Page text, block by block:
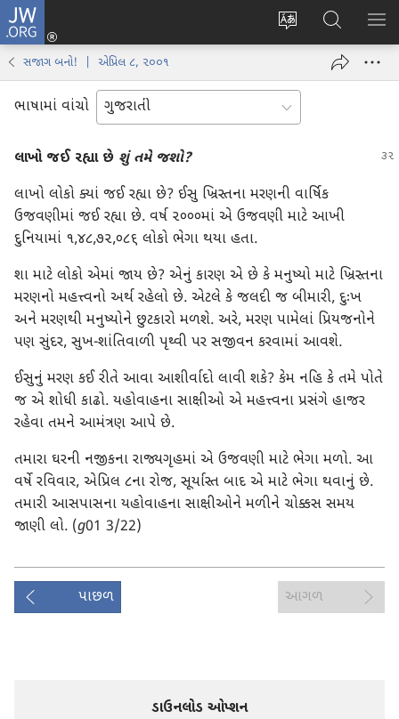
JW.ORG
વેબ
ભાષા
લોગ
new
JW.ORG
શોધો
સજાગ બનો! | એપ્રિલ ૮, ૨૦૦૧
ભાષામાં વાંચો
લાખો જઈ રહ્યા છે શું તમે જશો?
લાખો લોકો ક્યાં જઈ રહ્યા છે? ઈસુ ખ્રિસ્તના મરણની વાર્ષિક
ઉજવણીમાં જઈ રહ્યા છે. વર્ષ ૨૦૦૦માં એ ઉજવણી માટે આખી
દુનિયામાં ૧,૪૮,૭૨,૦૮૬ લોકો ભેગા થયા હતા.
શા માટે લોકો એમાં જાય છે? એનું કારણ એ છે કે મનુષ્યો માટે ખ્રિસ્તના
મરણનો મહત્ત્વનો અર્થ રહેલો છે. એટલે કે જલદી જ બીમારી, દુઃખ
અને મરણથી મનુષ્યોને છુટકારો મળશે. અરે, મરણ પામેલાં પ્રિયજનોને
પણ સુંદર, સુખ-શાંતિવાળી પૃથ્વી પર સજીવન કરવામાં આવશે.
ઈસુનું મરણ કઈ રીતે આવા આશીર્વાદો લાવી શકે? કેમ નહિ કે તમે પોતે
જ એ શોધી કાઢો. યહોવાહના સાક્ષીઓ એ મહત્ત્વના પ્રસંગે હાજર
રહેવા તમને આમંત્રણ આપે છે.
તમારા ઘરની નજીકના રાજ્યગૃહમાં એ ઉજવણી માટે ભેગા મળો. આ
વર્ષે રવિવાર, એપ્રિલ ૮ના રોજ, સૂર્યાસ્ત બાદ એ માટે ભેગા થવાનું છે.
તમારી આસપાસના યહોવાહના સાક્ષીઓને મળીને ચોક્કસ સમય
જાણી લો. (g01 3/22)
પાછળ આગળ
ડાઉનલોડ ઓપ્શન